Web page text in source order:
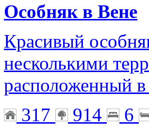
Особняк в Вене
Красивый
несколькими
расположенный
317
914 6